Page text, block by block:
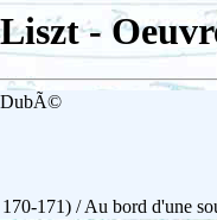
Liszt -
DubÃ©
171) / Au bord d'une